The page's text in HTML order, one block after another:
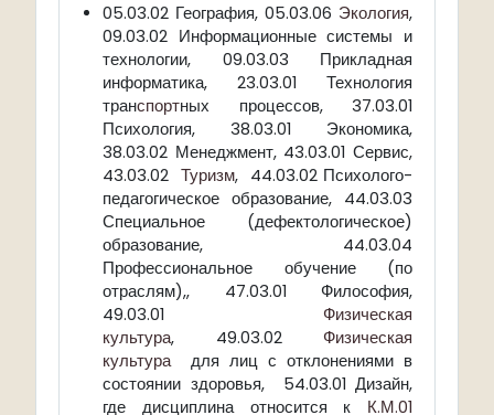
05.03.02 География, 05.03.06 Экология,
09.03.02 Информационные системы и
технологии, 09.03.03 Прикладная
информатика, 23.03.01 Технология
транспортных процессов, 37.03.01
Психология, 38.03.01 Экономика,
38.03.02 Менеджмент, 43.03.01 Сервис,
43.03.02 Туризм, 44.03.02 Психолого-
педагогическое образование, 44.03.03
Специальное (дефектологическое)
образование, 44.03.04
Профессиональное обучение (по
отраслям),, 47.03.01 Философия,
49.03.01 Физическая
культура, 49.03.02 Физическая
культурадля лиц с отклонениями в
состоянии здоровья, 54.03.01 Дизайн,
где дисциплина относится к К.М.01